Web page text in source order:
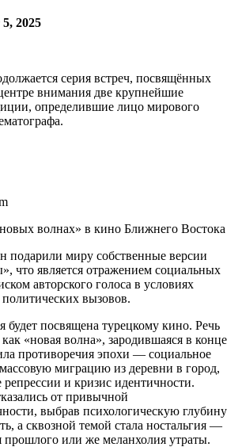
2025
серия встреч, посвящённых
внимания две крупнейшие
определившие лицо мирового
подарили миру собственные версии
что является отражением социальных
авторского голоса в условиях
вызовов.
будет посвящена турецкому кино. Речь
«новая волна», зародившаяся в конце
противоречия эпохи — социальное
миграцию из деревни в город,
репрессии и кризис идентичности.
от привычной
выбрав психологическую глубину
а сквозной темой стала ностальгия —
прошлого или же меланхолия утраты.